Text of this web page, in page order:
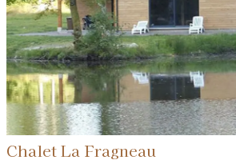
Chalet La Fragneau